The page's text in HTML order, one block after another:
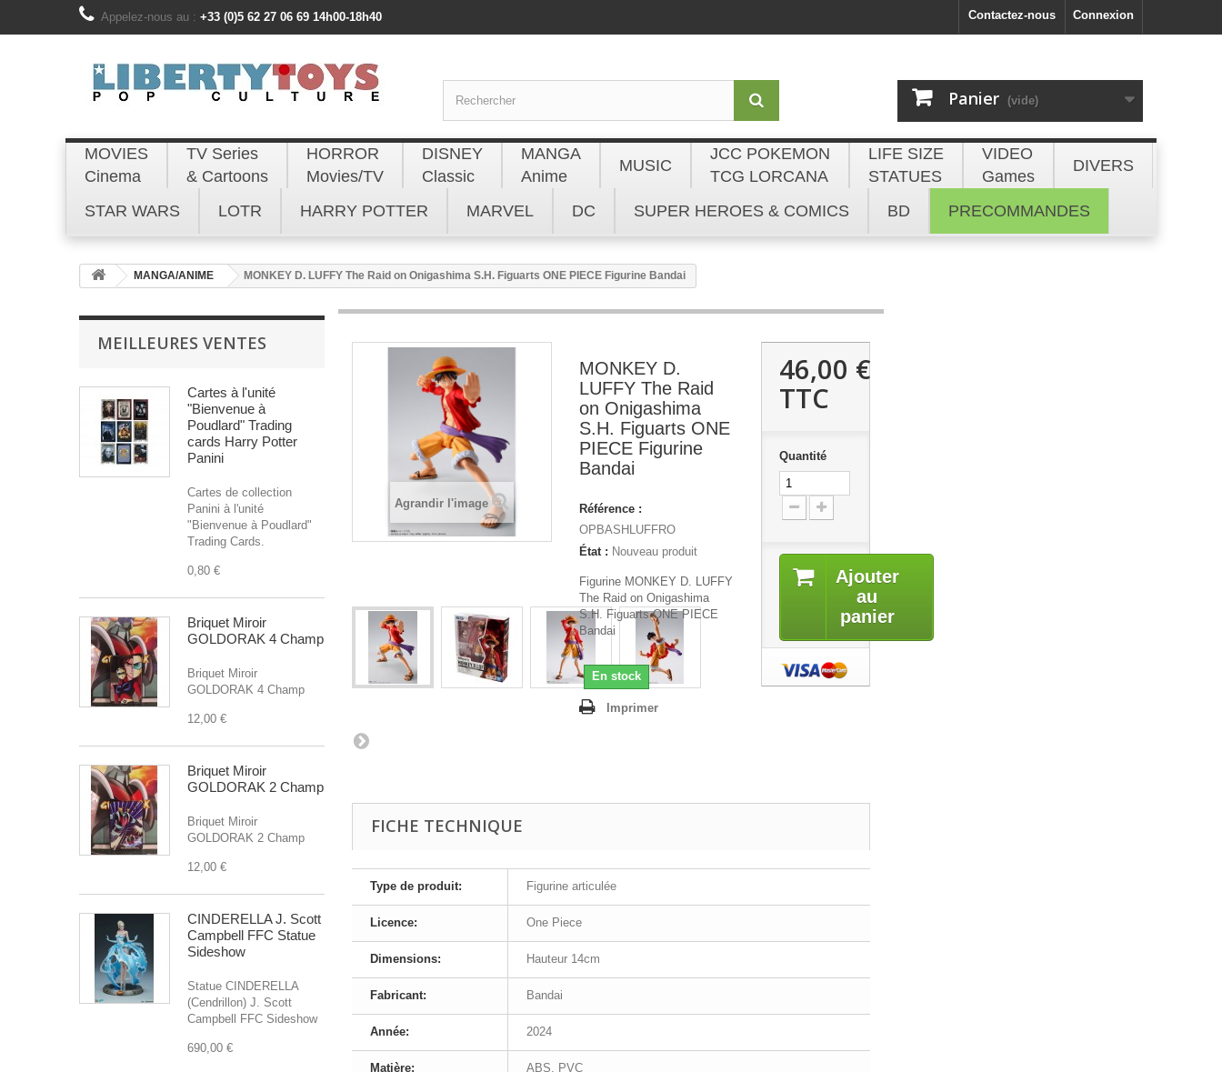
Connexion
Contactez-nous
Appelez-nous au : +33 (0)5 62 27 06 69 14h00-18h40
Panier (vide)
MOVIES
Cinema
TV Series
& Cartoons
HORROR
Movies/TV
DISNEY
Classic
MANGA
Anime
MUSIC
JCC POKEMON
TCG LORCANA
LIFE SIZE
STATUES
VIDEO
Games
DIVERS
STAR WARS LOTR HARRY POTTER MARVEL DC SUPER HEROES & COMICS BD PRECOMMANDES
MANGA/ANIME MONKEY D. LUFFY The Raid on Onigashima S.H. Figuarts ONE PIECE Figurine Bandai
MEILLEURES VENTES
Cartes à l'unité
"Bienvenue à
Poudlard" Trading
cards Harry Potter
Panini
Cartes de collection
Panini à l'unité
"Bienvenue à Poudlard"
Trading Cards.
0,80 €
Briquet Miroir
GOLDORAK 4 Champ
Briquet Miroir
GOLDORAK 4 Champ
12,00 €
Briquet Miroir
GOLDORAK 2 Champ
Briquet Miroir
GOLDORAK 2 Champ
12,00 €
CINDERELLA J. Scott
Campbell FFC Statue
Sideshow
Statue CINDERELLA
(Cendrillon) J. Scott
Campbell FFC Sideshow
690,00 €
Agrandir l'image
MONKEY D.
LUFFY The Raid
on Onigashima
S.H. Figuarts ONE
PIECE Figurine
Bandai
Référence :
OPBASHLUFFRO
État : Nouveau produit
Figurine MONKEY D. LUFFY
The Raid on Onigashima
S.H. Figuarts ONE PIECE
Bandai
En stock
Imprimer
46,00 €
TTC
Quantité
Ajouter
au
panier
FICHE TECHNIQUE
Type de produit: Figurine articulée
Licence: One Piece
Dimensions: Hauteur 14cm
Fabricant: Bandai
Année: 2024
Matière: ABS, PVC